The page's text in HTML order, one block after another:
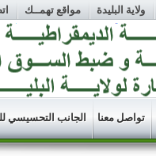
مواقع تهمــك ولاية البليدة
تواصل معنا الجانب التحسيسي